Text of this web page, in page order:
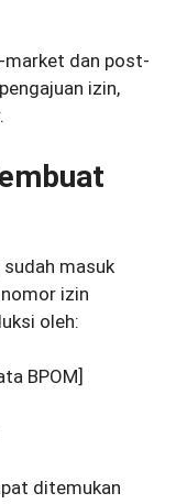
market dan post-
izin,
masuk
izin
oleh:
BPOM]
ditemukan